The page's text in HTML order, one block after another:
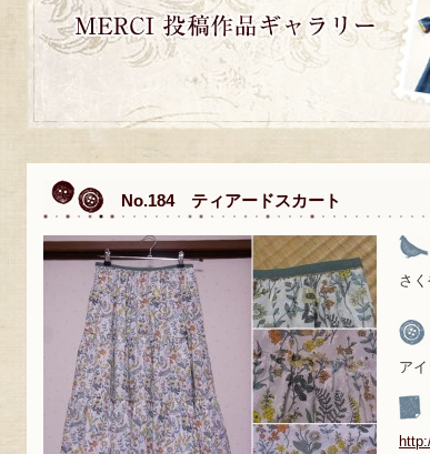
No.184 ティアードスカート
さ
ア